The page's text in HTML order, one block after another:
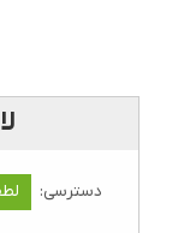
دسترسی: